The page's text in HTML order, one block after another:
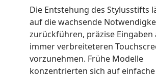
Die Entstehung des Stylusstifts
auf die wachsende
zurückführen, präzise Eingaben
immer verbreiteteren
vorzunehmen. Frühe Modelle
konzentrierten sich auf einfache